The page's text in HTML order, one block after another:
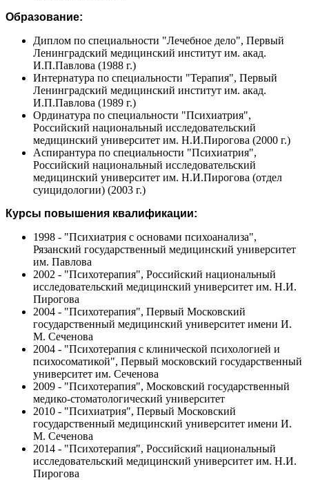
Образование:
Диплом по специальности "Лечебное дело", Первый
Ленинградский медицинский институт им. акад.
И.П.Павлова (1988 г.)
Интернатура по специальности "Терапия", Первый
Ленинградский медицинский институт им. акад.
И.П.Павлова (1989 г.)
Ординатура по специальности "Психиатрия",
Российский национальный исследовательский
медицинский университет им. Н.И.Пирогова (2000 г.)
Аспирантура по специальности "Психиатрия",
Российский национальный исследовательский
медицинский университет им. Н.И.Пирогова (отдел
суицидологии) (2003 г.)
Курсы повышения квалификации:
1998 - "Психиатрия с основами психоанализа",
Рязанский государственный медицинский университет
им. Павлова
2002 - "Психотерапия", Российский национальный
исследовательский медицинский университет им. Н.И.
Пирогова
2004 - "Психотерапия", Первый Московский
государственный медицинский университет имени И.
М. Сеченова
2004 - "Психотерапия с клинической психологией и
психосоматикой", Первый московский государственный
университет им. Сеченова
2009 - "Психотерапия", Московский государственный
медико-стоматологический университет
2010 - "Психиатрия", Первый Московский
государственный медицинский университет имени И.
М. Сеченова
2014 - "Психотерапия", Российский национальный
исследовательский медицинский университет им. Н.И.
Пирогова